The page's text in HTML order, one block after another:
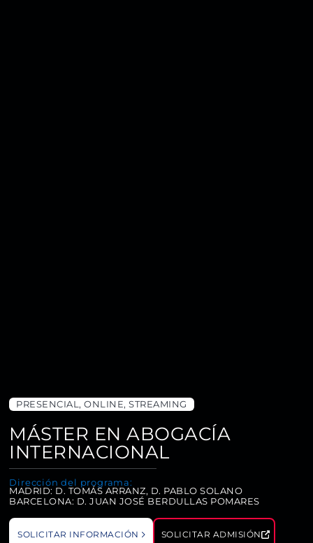
PRESENCIAL, ONLINE, STREAMING
MÁSTER EN ABOGACÍA
INTERNACIONAL
Dirección del programa:
MADRID: D. TOMÁS ARRANZ, D. PABLO SOLANO
BARCELONA: D. JUAN JOSÉ BERDULLAS POMARES
SOLICITAR INFORMACIÓN SOLICITAR ADMISIÓN